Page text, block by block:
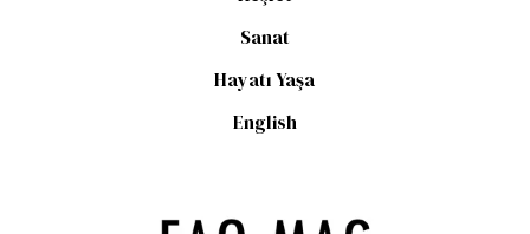
Sanat
Hayatı Yaşa
English